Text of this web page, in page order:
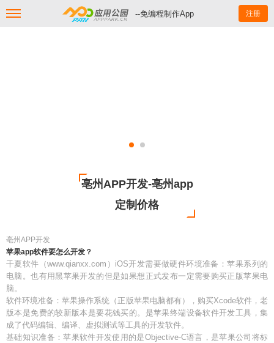
--免编程制作App 注册
亳州APP开发-亳州app
定制价格
亳州APP开发
苹果app软件要怎么开发？
千夏软件（www.qianxx.com）iOS开发需要做硬件环境准备：苹果系列的
电脑。也有用黑苹果开发的但是如果想正式发布一定需要购买正版苹果电
脑。
软件环境准备：苹果操作系统（正版苹果电脑都有），购买Xcode软件，老
版本是免费的较新版本是要花钱买的。是苹果终端设备软件开发工具，集
成了代码编辑、编译、虚拟测试等工具的开发软件。
基础知识准备：苹果软件开发使用的是Objective-C语言，是苹果公司将标